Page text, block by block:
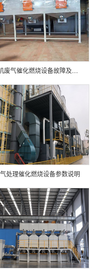
有机废气催化燃烧设备故障及解决方法
处理催化燃烧设备参数说明